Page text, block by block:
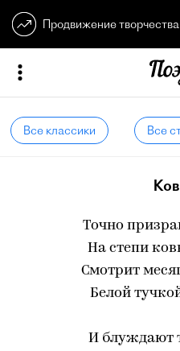
Продвижение творчества
Все классики Все
Точно
На степи
Смотрит
Белой
И блуждают